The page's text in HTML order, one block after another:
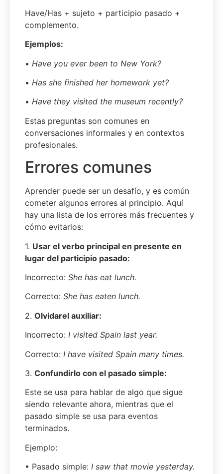
Have/Has + sujeto + participio pasado +
complemento.
Ejemplos:
• Have you ever been to New York?
• Has she finished her homework yet?
• Have they visited the museum recently?
Estas preguntas son comunes en
conversaciones informales y en contextos
profesionales.
Errores comunes
Aprender puede ser un desafío, y es común
cometer algunos errores al principio. Aquí
hay una lista de los errores más frecuentes y
cómo evitarlos:
1. Usar el verbo principal en presente en
lugar del participio pasado:
Incorrecto: She has eat lunch.
Correcto: She has eaten lunch.
2. Olvidarel auxiliar:
Incorrecto: I visited Spain last year.
Correcto: I have visited Spain many times.
3. Confundirlo con el pasado simple:
Este se usa para hablar de algo que sigue
siendo relevante ahora, mientras que el
pasado simple se usa para eventos
terminados.
Ejemplo:
• Pasado simple: I saw that movie yesterday.